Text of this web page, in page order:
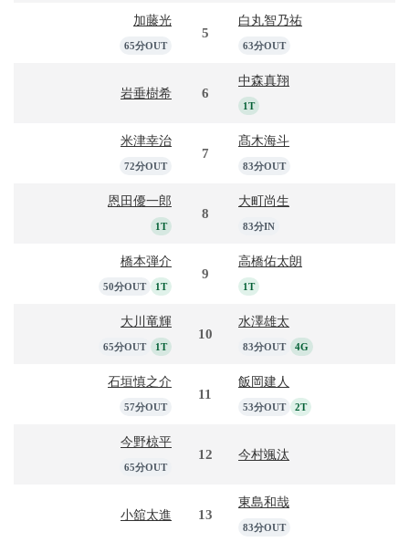
加藤光
65分OUT
5
白丸智乃祐
63分OUT
岩垂樹希 6
中森真翔
1T
米津幸治
72分OUT
7
髙木海斗
83分OUT
恩田優一郎
1T
8
大町尚生
83分IN
橋本弾介
50分OUT 1T
9
高橋佑太朗
1T
大川竜輝
65分OUT 1T
10
水澤雄太
83分OUT 4G
石垣慎之介
57分OUT
11
飯岡建人
53分OUT 2T
今野椋平
65分OUT
12 今村颯汰
小舘太進 13
東島和哉
83分OUT